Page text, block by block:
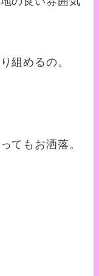
組めるの。
てもお洒落。